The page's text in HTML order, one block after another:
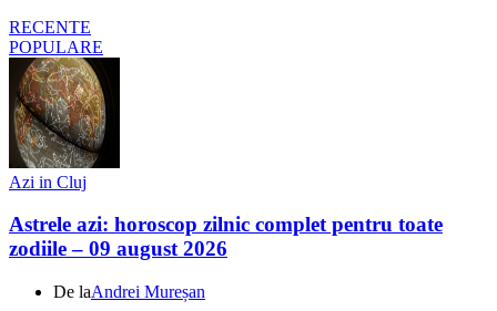
RECENTE
POPULARE
Azi in Cluj
Astrele azi: horoscop zilnic complet pentru toate
zodiile – 09 august 2026
De laAndrei Mureșan